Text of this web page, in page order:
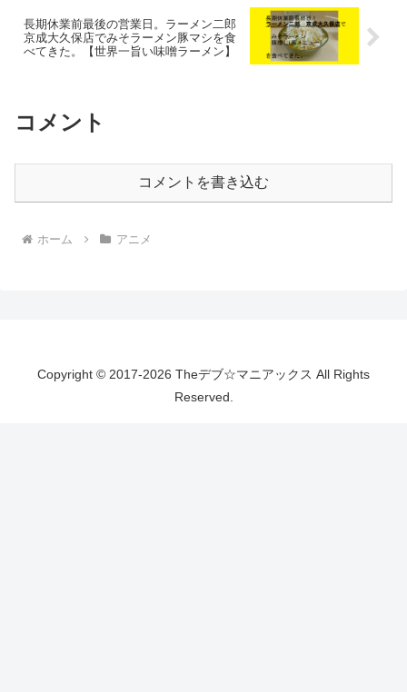
長期休業前最後の営業日。ラーメン二郎
京成大久保店でみそラーメン豚マシを食
べてきた。【世界一旨い味噌ラーメン】
コメント
コメントを書き込む
ホーム アニメ
Copyright © 2017-2026 Theデブ☆マニアックス All Rights
Reserved.